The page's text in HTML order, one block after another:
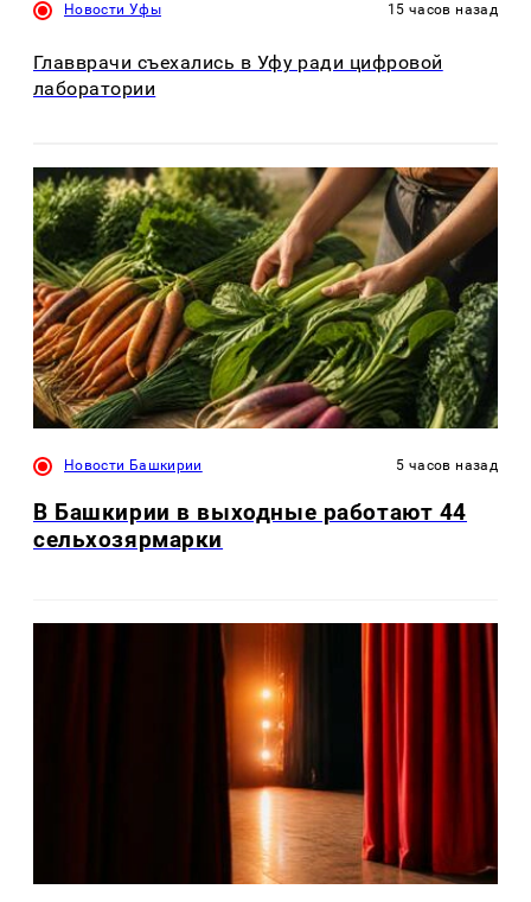
Новости Уфы 15 часов назад
Главврачи съехались в Уфу ради цифровой
лаборатории
Новости Башкирии 5 часов назад
В Башкирии в выходные работают 44
сельхозярмарки